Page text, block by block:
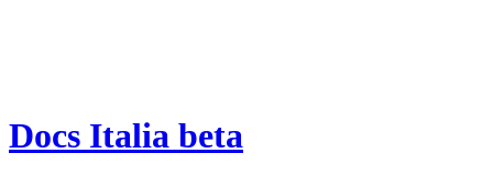
Docs Italia beta